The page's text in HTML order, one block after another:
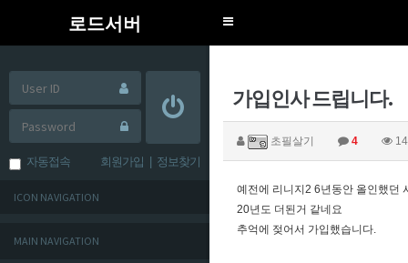
로드서버
Toggle
자동접속 회원가입 정보찾기
ICON NAVIGATION
MAIN NAVIGATION
가입인사 드립니다.
초필살기 4
예전에 리니지2 6년동안 올인했던
20년도 더된거 같네요
추억에 젖어서 가입했습니다.